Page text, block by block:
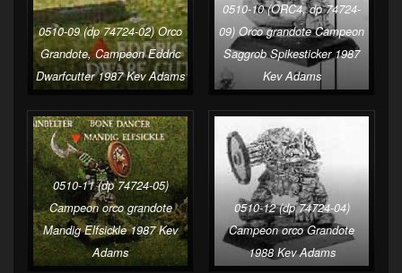
0510-09 (dp 74724-02) Orco
Grandote, Campeon Eddric
Dwarfcutter 1987 Kev Adams
0510-10 (ORC4, dp 74724-
09) Orco grandote Campeon
Saggrob Spikesticker 1987
Kev Adams
0510-11 (dp 74724-05)
Campeon orco grandote
Mandig Elfsickle 1987 Kev
Adams
0510-12 (dp 74724-04)
Campeon orco Grandote
1988 Kev Adams